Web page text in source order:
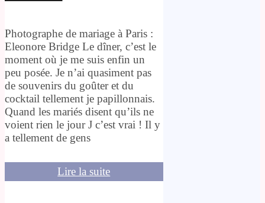
Photographe de mariage à Paris :
Eleonore Bridge Le dîner, c’est le
moment où je me suis enfin un
peu posée. Je n’ai quasiment pas
de souvenirs du goûter et du
cocktail tellement je papillonnais.
Quand les mariés disent qu’ils ne
voient rien le jour J c’est vrai ! Il y
a tellement de gens
Lire la suite